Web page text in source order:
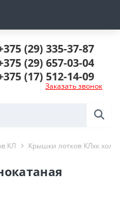
(29) 335-37-87
(29) 657-03-04
(17) 512-14-09
Заказать звонок
КЛ Крышки лотков КЛхк